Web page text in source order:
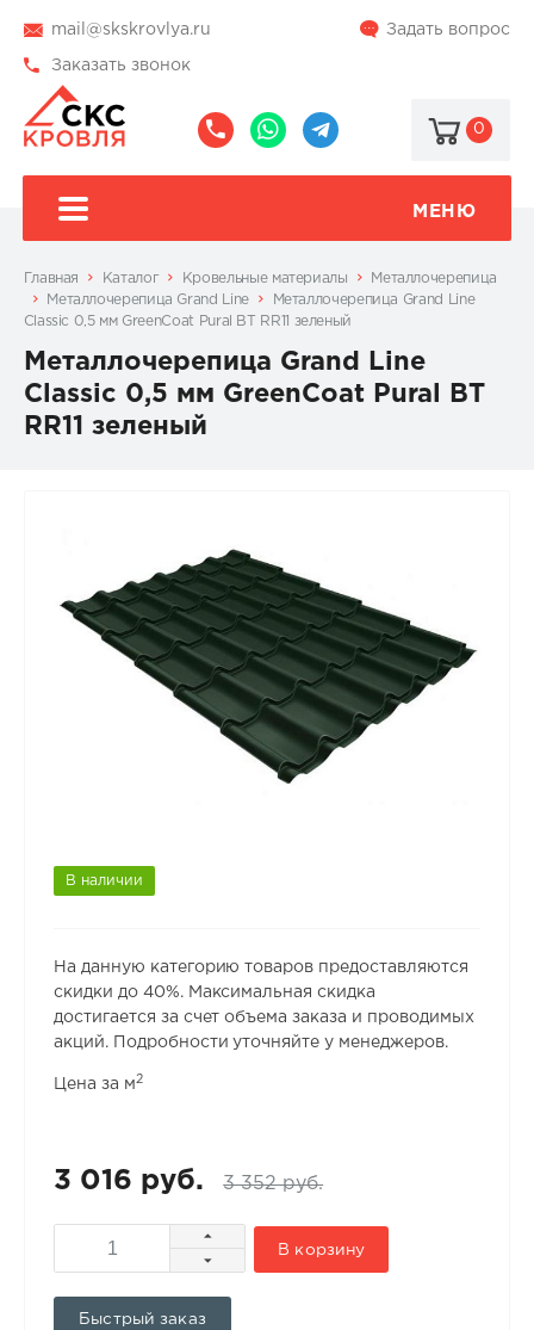
mail@skskrovlya.ru Задать вопрос
Заказать звонок
0
МЕНЮ
Главная Каталог Кровельные материалы
Металлочерепица
Металлочерепица Grand Line
Металлочерепица Grand Line
Classic 0,5 мм GreenCoat Pural BT RR11 зеленый
Металлочерепица Grand Line
Classic 0,5 мм GreenCoat Pural BT
RR11 зеленый
В наличии
На данную категорию товаров предоставляются
скидки до 40%. Максимальная скидка
достигается за счет объема заказа и проводимых
акций. Подробности уточняйте у менеджеров.
Цена за м 2
3 016 руб. 3 352 руб.
В корзину
Быстрый заказ